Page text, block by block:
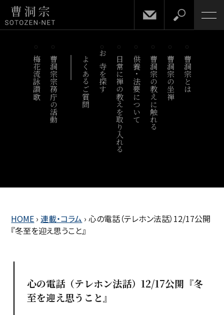
梅花流詠讃歌 曹洞宗宗務庁の活動 よくあるご質問 お寺を探す 日常に禅の教えを取り入れる供養・法要について曹洞宗の教えに触れる 曹洞宗の坐禅 曹洞宗とは
HOME › 連載・コラム › 心の電話（テレホン法話）12/17公開
『冬至を迎え思うこと』
心の電話（テレホン法話）12/17公開『冬
至を迎え思うこと』